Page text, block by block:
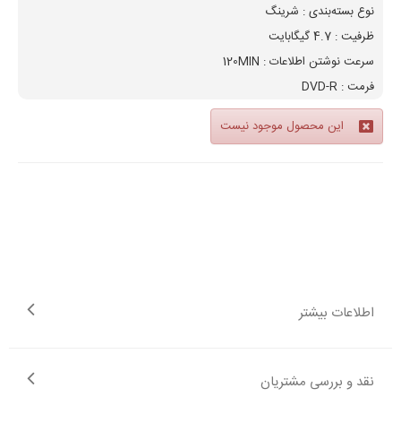
نوع بسته‌بندی : شرینگ
ظرفیت : 4.7 گیگابایت
سرعت نوشتن اطلاعات : 120MIN
فرمت : DVD-R
این محصول موجود نیست
اطلاعات بیشتر
نقد و بررسی مشتریان